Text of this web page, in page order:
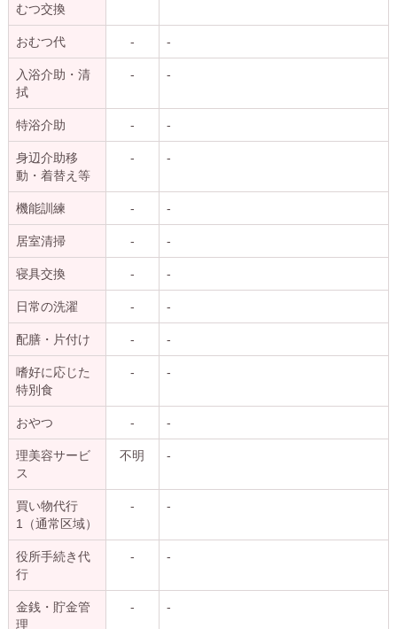
むつ交換
おむつ代 - -
入浴介助・清
拭
- -
特浴介助 - -
身辺介助移
動・着替え等
- -
機能訓練 - -
居室清掃 - -
寝具交換 - -
日常の洗濯 - -
配膳・片付け - -
嗜好に応じた
特別食
- -
おやつ - -
理美容サービ
ス
不明 -
買い物代行
1（通常区域）
- -
役所手続き代
行
- -
金銭・貯金管
理
- -